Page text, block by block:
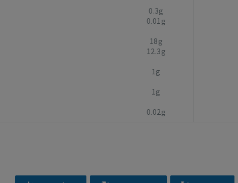
0.3g
0.01g
18g
12.3g
1g
1g
0.02g